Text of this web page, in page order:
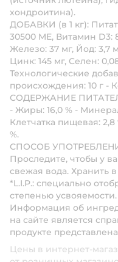
хондроитина).
ДОБАВКИ (в 1 кг):
30500 ME, Витамин D3:
Железо: 37 мг, Йод: 3,7
Цинк: 145 мг, Ceлeн:
Технологические
происхождения: 10 г -
СОДЕРЖАНИЕ
- Жиры: 16,0 % -
Клетчатка пищевая: 2,8
%.
СПОСОБ
Проследите, чтобы у
свежая вода. Хранить
*L.I.P.: специально
степенью усвояемости.
Информация об
на сайте является
продукте
Цены в интернет-